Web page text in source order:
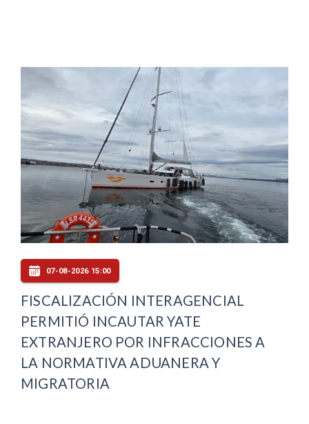
07-08-2026 15:00
FISCALIZACIÓN INTERAGENCIAL
PERMITIÓ INCAUTAR YATE
EXTRANJERO POR INFRACCIONES A
LA NORMATIVA ADUANERA Y
MIGRATORIA